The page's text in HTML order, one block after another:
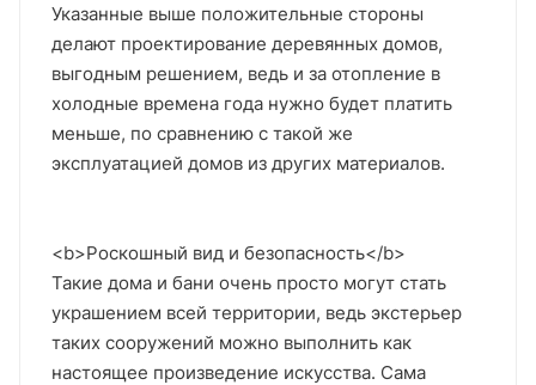
Указанные выше положительные стороны
делают проектирование деревянных домов,
выгодным решением, ведь и за отопление в
холодные времена года нужно будет платить
меньше, по сравнению с такой же
эксплуатацией домов из других материалов.
<b>Роскошный вид и безопасность</b>
Такие дома и бани очень просто могут стать
украшением всей территории, ведь экстерьер
таких сооружений можно выполнить как
настоящее произведение искусства. Сама